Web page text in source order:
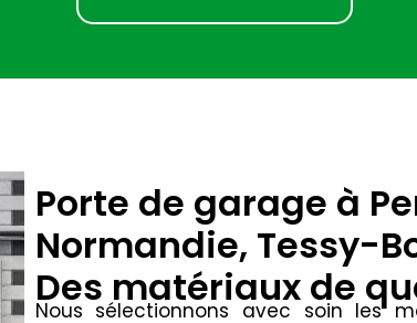
Porte de garage à
Normandie, Tessy-
Des matériaux de
Nous sélectionnons avec soin les